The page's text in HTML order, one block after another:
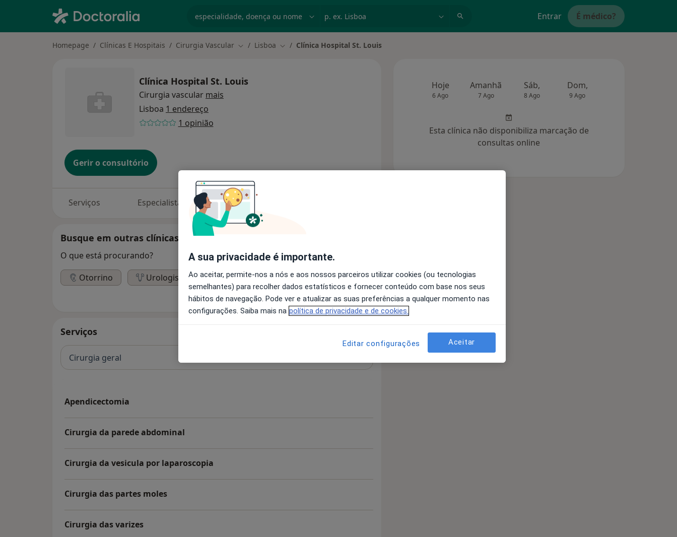
Entrar É médico?
Homepage Clínicas E Hospitais Cirurgia Vascular Mudar de cidade
Lisboa Mudar de cidade
Clínica Hospital St. Louis
Clínica Hospital St. Louis
Cirurgia vascular mais
Lisboa 1 endereço
1 opinião
Gerir o consultório
Serviços Especialistas Consultórios
Busque em outras clínicas
O que está procurando?
Otorrino
Urologista Cirurgião
Psicólogo
Pesquisar outra especialidade
Serviços
Cirurgia geral
Apendicectomia
Cirurgia da parede abdominal
Cirurgia da vesicula por laparoscopia
Cirurgia das partes moles
Cirurgia das varizes
Hoje
6 Ago
Amanhã
7 Ago
Sáb,
8 Ago
Dom,
9 Ago
Esta clínica não disponibiliza marcação de
consultas online
A sua privacidade é importante.
Ao aceitar, permite-nos a nós e aos nossos parceiros utilizar cookies (ou tecnologias
semelhantes) para recolher dados estatísticos e fornecer conteúdo com base nos seus
hábitos de navegação. Pode ver e atualizar as suas preferências a qualquer momento nas
configurações. Saiba mais na política de privacidade e de cookies.
Editar configurações Aceitar